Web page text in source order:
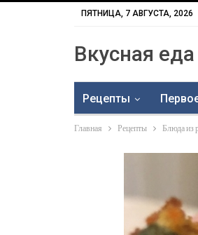
ПЯТНИЦА, 7 АВГУСТА, 2026
Вкусная еда
Рецепты
Главная Рецепты Блюда из